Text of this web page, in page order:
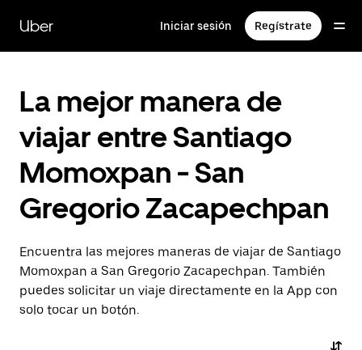
contenido
principal
Uber Iniciar sesión Regístrate
La mejor manera de
viajar entre Santiago
Momoxpan - San
Gregorio Zacapechpan
Encuentra las mejores maneras de viajar de Santiago
Momoxpan a San Gregorio Zacapechpan. También
puedes solicitar un viaje directamente en la App con
solo tocar un botón.